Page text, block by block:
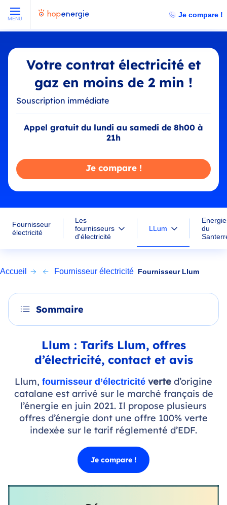
MENU Je compare !
Votre contrat électricité et
gaz en moins de 2 min !
Souscription immédiate
Appel gratuit du lundi au samedi de 8h00 à
21h
Je compare !
Fournisseur
électricité
Les
fournisseurs
d'électricité
LLum
du
Accueil Fournisseur électricité Fournisseur Llum
Sommaire
Llum : Tarifs Llum, offres
d’électricité, contact et avis
Llum, fournisseur d’électricité verte d’origine
catalane est arrivé sur le marché français de
l’énergie en juin 2021. Il propose plusieurs
offres d’énergie dont une offre 100% verte
indexée sur le tarif réglementé d’EDF.
Je compare !